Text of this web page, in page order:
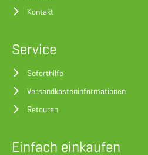
Kontakt
Service
Soforthilfe
Versandkosteninformationen
Retouren
Einfach einkaufen